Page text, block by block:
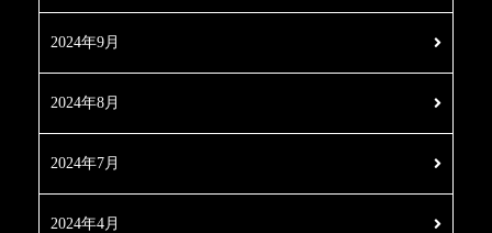
2024年9月
2024年8月
2024年7月
2024年4月